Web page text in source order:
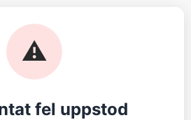
⚠️
fel uppstod